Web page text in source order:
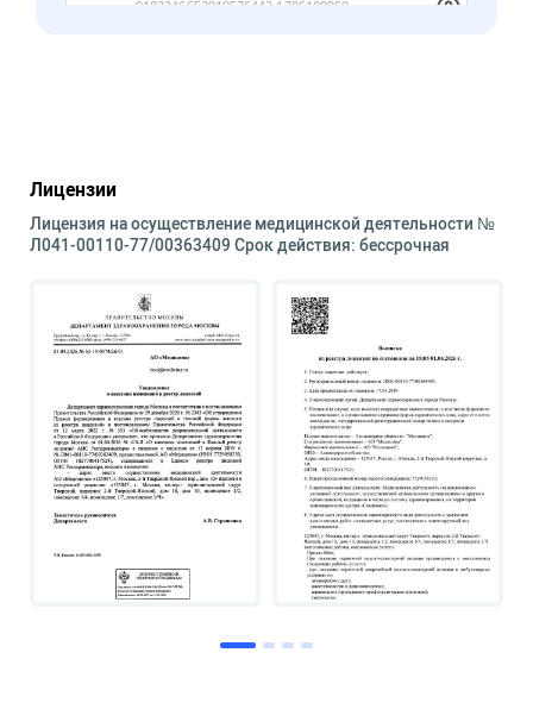
Лицензии
Лицензия на осуществление медицинской деятельности №
Л041-00110-77/00363409 Срок действия: бессрочная